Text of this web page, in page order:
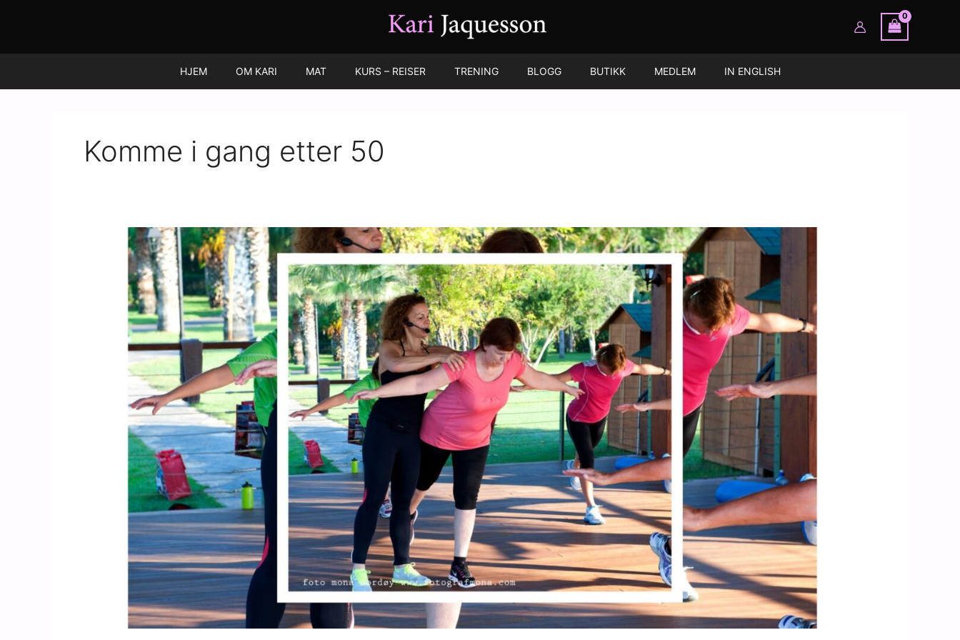
HJEM OM KARI MAT KURS – REISER TRENING BLOGG BUTIKK MEDLEM IN ENGLISH
Komme i gang etter 50